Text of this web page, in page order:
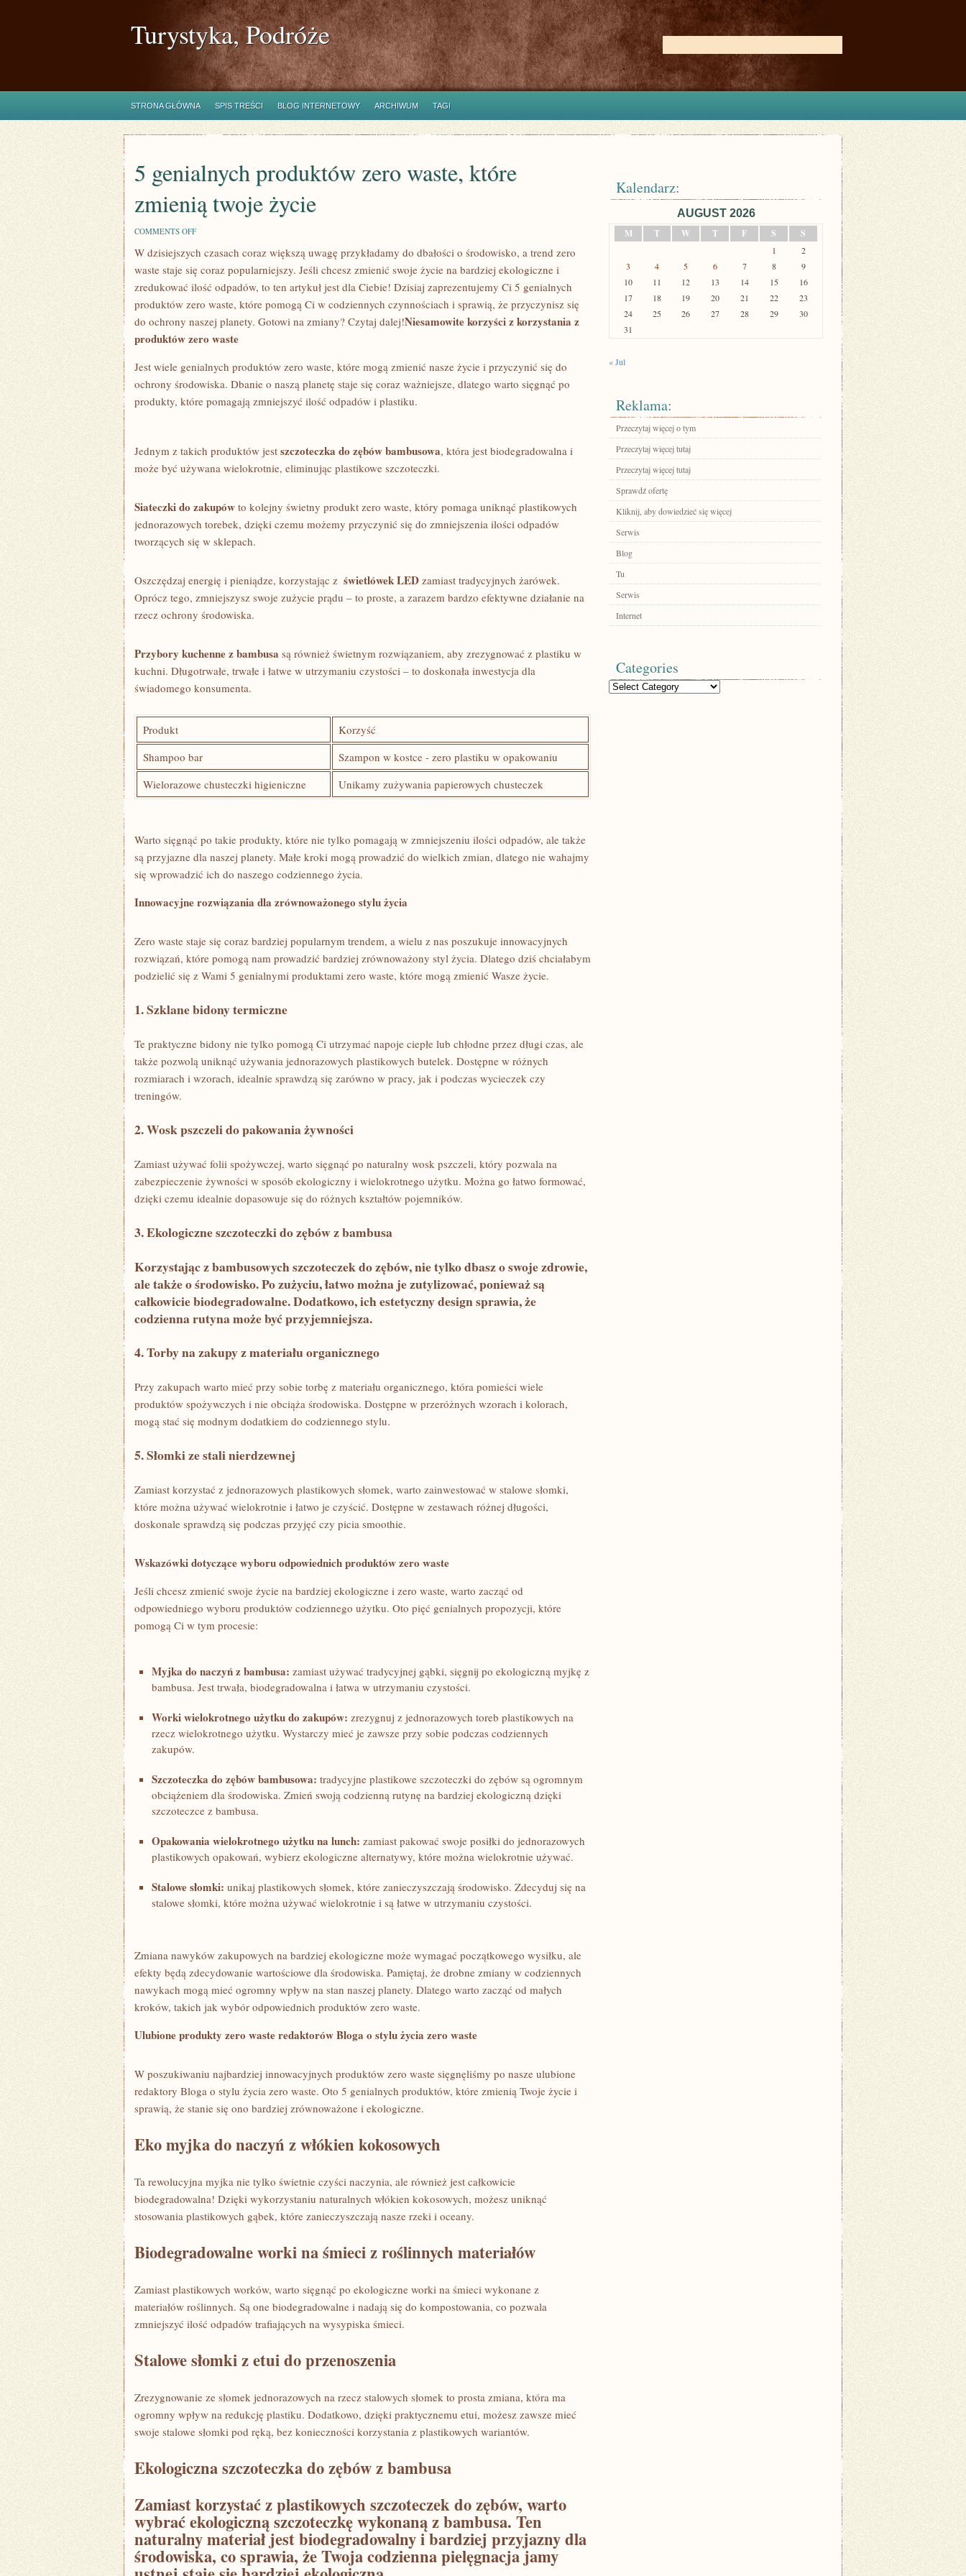
Turystyka, Podróże
STRONA GŁÓWNA SPIS TREŚCI BLOG INTERNETOWY ARCHIWUM TAGI
5 genialnych produktów zero waste, które
zmienią twoje życie
COMMENTS OFFON
GENIALNYCH
ZERO
WASTE,
ZMIENIĄ
TWOJE
ŻYCIE
W dzisiejszych czasach coraz większą uwagę przykładamy do ⁤dbałości ‌o środowisko, a trend zero⁢
waste staje ⁤się coraz popularniejszy. Jeśli chcesz zmienić swoje ⁢życie na bardziej ekologiczne i
zredukować ilość odpadów, ​to⁢ ten ⁤artykuł jest ⁣dla​ Ciebie! Dzisiaj zaprezentujemy Ci 5 genialnych
produktów ‍zero waste, które pomogą Ci w codziennych czynnościach i‍ sprawią, ​że‍ przyczynisz się
do ochrony​ naszej planety. ⁣Gotowi na zmiany? Czytaj dalej!Niesamowite korzyści z korzystania⁢ z
produktów zero waste
Jest ‌wiele genialnych produktów zero waste, ‍które​ mogą zmienić‌ nasze życie i​ przyczynić się do
ochrony​ środowiska.⁤ Dbanie o ‌naszą​ planetę staje⁣ się coraz​ ważniejsze,⁣ dlatego warto sięgnąć po
‍produkty, które pomagają ‌zmniejszyć ilość odpadów i​ plastiku.
Jednym ⁣z takich ⁢produktów​ jest szczoteczka do zębów bambusowa, która‍ jest ​biodegradowalna i
⁣może być ⁢używana wielokrotnie,⁢ eliminując plastikowe⁣ szczoteczki.
Siateczki do zakupów to kolejny świetny produkt zero waste,‍ który⁣ pomaga uniknąć⁢ plastikowych
⁢jednorazowych torebek, dzięki ​czemu możemy ⁢przyczynić ⁤się do ⁤zmniejszenia⁣ ilości⁣ odpadów​
tworzących się w sklepach.
Oszczędzaj‌ energię i pieniądze,⁤ korzystając z ​ świetlówek LED zamiast tradycyjnych żarówek.
Oprócz ​tego, zmniejszysz swoje zużycie⁤ prądu – to proste, a zarazem bardzo ⁢efektywne​ działanie na
rzecz⁣ ochrony środowiska.
Przybory​ kuchenne z bambusa są również świetnym rozwiązaniem,⁤ aby⁣ zrezygnować⁢ z plastiku ‍w
kuchni. ‍Długotrwałe, trwałe i łatwe w utrzymaniu czystości – to doskonała inwestycja‌ dla
świadomego konsumenta.
Produkt
Korzyść
Shampoo bar
Szampon w⁣ kostce ⁤- zero⁢ plastiku ⁣w⁢ opakowaniu
Wielorazowe chusteczki higieniczne
Unikamy ⁢zużywania papierowych‌ chusteczek
Warto sięgnąć po takie produkty, które nie tylko ⁢pomagają w zmniejszeniu ilości odpadów, ale także⁢
są przyjazne dla naszej planety. Małe kroki ⁤mogą‌ prowadzić do wielkich ‌zmian, dlatego ‌nie wahajmy
się wprowadzić ich do​ naszego codziennego ‍życia.
Innowacyjne rozwiązania dla zrównoważonego ‌stylu życia
Zero waste ‍staje się coraz bardziej⁤ popularnym trendem, a wielu z nas poszukuje innowacyjnych
rozwiązań, które pomogą‍ nam⁢ prowadzić⁢ bardziej zrównoważony styl⁢ życia. Dlatego dziś ⁤chciałabym
podzielić się z Wami⁤ 5 ⁢genialnymi produktami⁤ zero⁤ waste,‍ które mogą zmienić Wasze życie.
1. Szklane bidony termiczne
Te praktyczne bidony nie tylko ‌pomogą Ci ⁣utrzymać napoje ⁢ciepłe​ lub‌ chłodne ⁢przez ⁢długi czas, ale
także pozwolą uniknąć używania jednorazowych plastikowych butelek. Dostępne w różnych
rozmiarach i wzorach, idealnie‌ sprawdzą‍ się zarówno w pracy, jak ​i podczas⁢ wycieczek czy
treningów.
2. ​Wosk pszczeli do pakowania żywności
Zamiast używać ​folii spożywczej, warto ‌sięgnąć po​ naturalny wosk ⁢pszczeli, który ‌pozwala na
‍zabezpieczenie żywności w sposób ekologiczny i wielokrotnego użytku. Można go łatwo ‍formować,
‍dzięki czemu idealnie ‌dopasowuje się do‍ różnych kształtów pojemników.
3. Ekologiczne ​szczoteczki do zębów z bambusa
Korzystając z⁤ bambusowych szczoteczek do zębów, ⁢nie tylko ⁣dbasz o swoje zdrowie,‍
ale także o środowisko. Po zużyciu, łatwo można‍ je zutylizować, ⁤ponieważ są
⁢całkowicie biodegradowalne. Dodatkowo, ⁤ich estetyczny⁤ design sprawia, że
codzienna rutyna może być przyjemniejsza.
4. Torby na zakupy z materiału ​organicznego
Przy​ zakupach ⁤warto mieć przy sobie torbę z​ materiału organicznego,⁢ która pomieści wiele
produktów spożywczych i nie obciąża środowiska.​ Dostępne w przeróżnych wzorach ⁣i kolorach,
mogą stać się‍ modnym‍ dodatkiem do codziennego stylu.
5. Słomki ze ⁣stali nierdzewnej
Zamiast korzystać z⁣ jednorazowych​ plastikowych słomek,‍ warto zainwestować w stalowe ‌słomki,
które można⁣ używać wielokrotnie ‌i łatwo ⁤je‍ czyścić. Dostępne w‌ zestawach różnej długości,
doskonale sprawdzą się ⁢podczas przyjęć czy ⁢picia ⁢smoothie.
Wskazówki dotyczące​ wyboru odpowiednich produktów‍ zero​ waste
Jeśli chcesz⁤ zmienić swoje życie na bardziej ekologiczne i zero waste, warto zacząć od
odpowiedniego wyboru produktów⁣ codziennego użytku. ⁤Oto‌ pięć genialnych propozycji, które
pomogą Ci w tym ⁢procesie:
Myjka ‌do naczyń z bambusa: zamiast używać tradycyjnej gąbki, ‌sięgnij po ekologiczną myjkę⁤ z
bambusa. Jest trwała, biodegradowalna i łatwa w ‍utrzymaniu czystości.
Worki wielokrotnego użytku do zakupów: zrezygnuj‍ z jednorazowych toreb ​plastikowych ‍na
rzecz wielokrotnego użytku. Wystarczy mieć je zawsze ‌przy sobie podczas codziennych
‍zakupów.
Szczoteczka do zębów bambusowa: tradycyjne plastikowe szczoteczki ⁣do zębów są‌ ogromnym
obciążeniem⁣ dla środowiska. Zmień ⁤swoją codzienną‌ rutynę na bardziej ekologiczną dzięki
szczoteczce ⁤z⁢ bambusa.
Opakowania ​wielokrotnego użytku na ​lunch: zamiast pakować swoje posiłki do jednorazowych
plastikowych opakowań,‌ wybierz ⁣ekologiczne alternatywy, które ⁤można wielokrotnie używać.
Stalowe słomki: unikaj plastikowych‌ słomek, które zanieczyszczają środowisko. Zdecyduj się na‌
stalowe słomki, które można ⁤używać wielokrotnie i są​ łatwe w ⁢utrzymaniu ⁣czystości.
Zmiana nawyków zakupowych na bardziej ekologiczne może wymagać początkowego wysiłku, ale
efekty będą zdecydowanie wartościowe dla ⁢środowiska. Pamiętaj, że drobne zmiany w codziennych
nawykach mogą​ mieć ogromny wpływ na stan ​naszej ⁤planety. Dlatego warto zacząć od małych
kroków, takich jak wybór odpowiednich produktów zero waste.
Ulubione produkty ‌zero waste redaktorów Bloga o ⁢stylu⁤ życia zero waste
W‍ poszukiwaniu ​najbardziej innowacyjnych produktów zero waste⁣ sięgnęliśmy po nasze ulubione⁢
redaktory ⁣Bloga o stylu życia zero waste.​ Oto ​5 genialnych produktów, które zmienią Twoje życie i
‍sprawią, że stanie się‌ ono bardziej zrównoważone i ekologiczne.
Eko myjka do‌ naczyń z ‌włókien⁢ kokosowych
Ta rewolucyjna myjka ​nie tylko świetnie czyści naczynia, ale ⁣również ⁢jest całkowicie
biodegradowalna! Dzięki⁢ wykorzystaniu naturalnych włókien‌ kokosowych, możesz ‌uniknąć⁤
stosowania plastikowych gąbek, które zanieczyszczają⁤ nasze rzeki i oceany.
Biodegradowalne worki na śmieci z roślinnych materiałów
Zamiast plastikowych​ worków, ⁤warto sięgnąć ⁢po ekologiczne worki ⁣na śmieci wykonane z⁣
materiałów roślinnych. Są one biodegradowalne i nadają ⁣się do kompostowania, co pozwala
zmniejszyć ilość odpadów trafiających ​na wysypiska śmieci.
Stalowe słomki z etui ‍do przenoszenia
Zrezygnowanie ze słomek ‌jednorazowych na rzecz​ stalowych słomek to prosta zmiana, która ma
ogromny wpływ na redukcję plastiku. Dodatkowo, dzięki praktycznemu etui, możesz zawsze mieć
swoje stalowe słomki pod ‌ręką, bez ⁣konieczności korzystania z plastikowych‌ wariantów.
Ekologiczna szczoteczka ⁢do zębów z bambusa
Zamiast korzystać⁢ z plastikowych szczoteczek do zębów, warto
wybrać ekologiczną szczoteczkę wykonaną​ z bambusa. Ten
naturalny materiał jest biodegradowalny i‍ bardziej przyjazny dla
środowiska, co‍ sprawia, że Twoja codzienna pielęgnacja‍ jamy
Kalendarz:
AUGUST 2026
M
T W T F S S
1
2
3
4 5 6 7 8
9
10
11 12 13 14 15
16
17
18 19 20 21 22
23
24
25 26 27 28 29
30
31
« Jul
Reklama:
Przeczytaj więcej o tym
Przeczytaj więcej tutaj
Przeczytaj więcej tutaj
Sprawdź ofertę
Kliknij, aby dowiedzieć się więcej
Serwis
Blog
Tu
Serwis
Internet
Categories
Categories